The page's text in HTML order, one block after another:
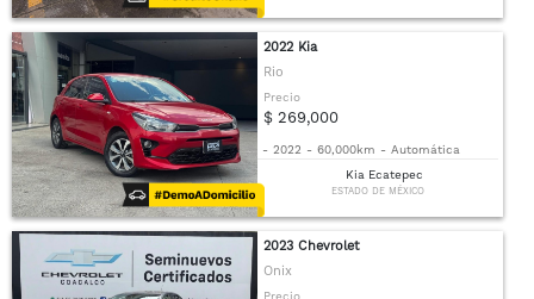
2022 Kia
Rio
Precio
$ 269,000
- 2022 - 60,000km - Automática
Kia Ecatepec
ESTADO DE MÉXICO
2023 Chevrolet
Onix
Precio